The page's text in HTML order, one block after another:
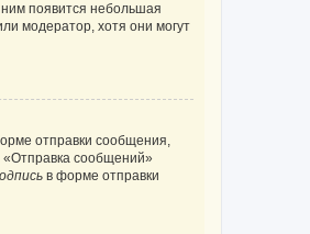
появится небольшая
модератор, хотя они могут
отправки сообщения,
сообщений»
в форме отправки